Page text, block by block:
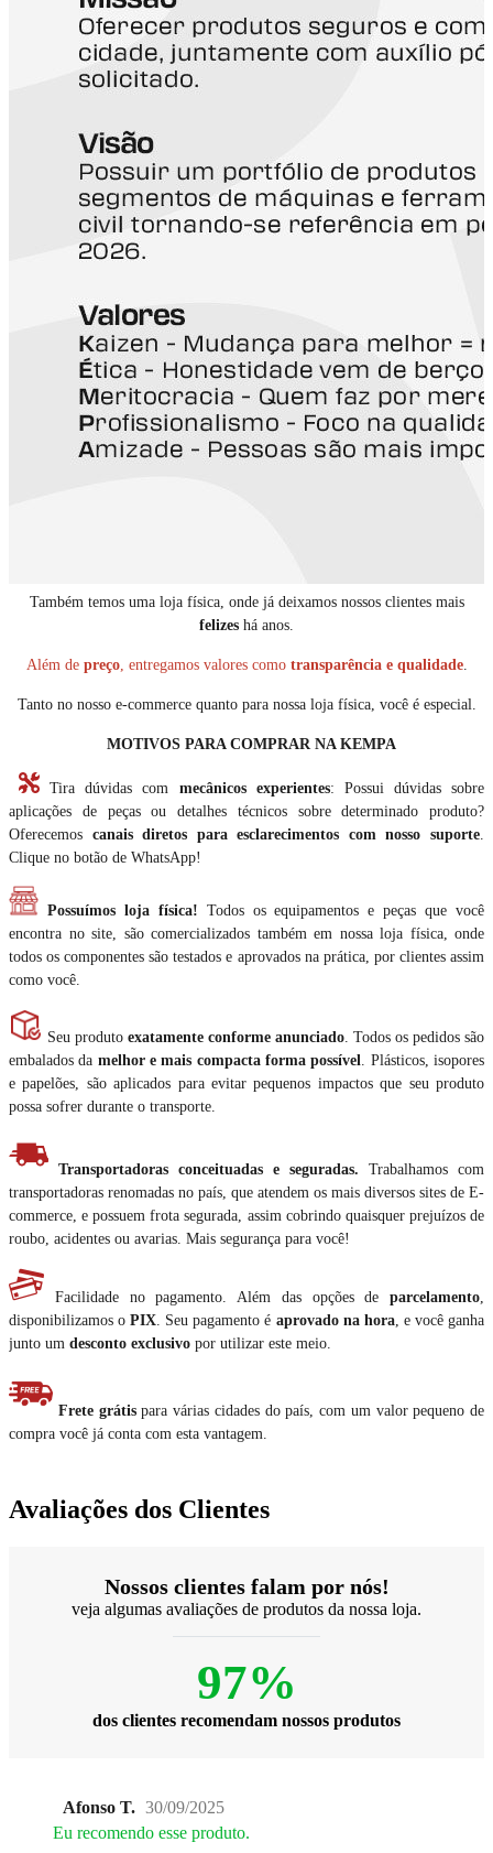
Também temos uma loja física, onde já deixamos nossos clientes mais
felizes há anos.
Além de preço, entregamos valores como transparência e qualidade.
Tanto no nosso e-commerce quanto para nossa loja física, você é especial.
MOTIVOS PARA COMPRAR NA KEMPA
Tira dúvidas com mecânicos experientes: Possui dúvidas sobre
aplicações de peças ou detalhes técnicos sobre determinado produto?
Oferecemos canais diretos para esclarecimentos com nosso suporte
Clique no botão de WhatsApp!
Possuímos loja física! Todos os equipamentos e peças que você
encontra no site, são comercializados também em nossa loja física, onde
todos os componentes são testados e aprovados na prática, por clientes assim
como você.
Seu produto exatamente conforme anunciado . Todos os pedidos são
embalados da melhor e mais compacta forma possível . Plásticos, isopores
e papelões, são aplicados para evitar pequenos impactos que seu produto
possa sofrer durante o transporte.
Transportadoras conceituadas e seguradas. Trabalhamos com
transportadoras renomadas no país, que atendem os mais diversos sites de E-
commerce, e possuem frota segurada, assim cobrindo quaisquer prejuízos de
roubo, acidentes ou avarias. Mais segurança para você!
Facilidade no pagamento. Além das opções de parcelamento
disponibilizamos oPIX . Seu pagamento é aprovado na hora, e você ganha
junto um desconto exclusivo por utilizar este meio.
Frete grátispara várias cidades do país, com um valor pequeno de
compra você já conta com esta vantagem.
Avaliações dos Clientes
Nossos clientes falam por nós!
veja algumas avaliações de produtos da nossa loja.
97%
dos clientes recomendam nossos produtos
Afonso T. 30/09/2025
Eu recomendo esse produto.